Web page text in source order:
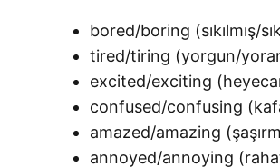
bored/boring (sıkılmış/
tired/tiring (yorgun/
excited/exciting
confused/confusing
amazed/amazing
annoyed/annoying